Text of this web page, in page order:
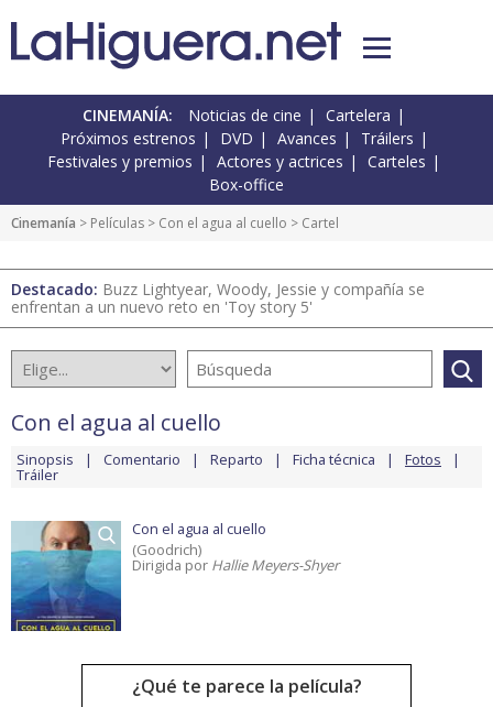
CINEMANÍA: Noticias de cine
Cartelera
Próximos estrenos
DVD Avances
Tráilers
Festivales y premios
Actores y actrices
Carteles
Box-office
Cinemanía > Películas > Con el agua al cuello > Cartel
Destacado: Buzz Lightyear, Woody, Jessie y compañía se
enfrentan a un nuevo reto en 'Toy story 5'
Con el agua al cuello
Sinopsis Comentario Reparto Ficha técnica Fotos
Tráiler
Con el agua al cuello
(Goodrich)
Dirigida por Hallie Meyers-Shyer
¿Qué te parece la película?